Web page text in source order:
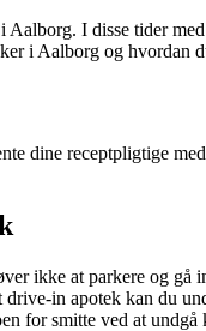
I disse tider
i Aalborg og hvordan
dine receptpligtige
ikke at parkere og gå
drive-in apotek kan du
for smitte ved at undgå